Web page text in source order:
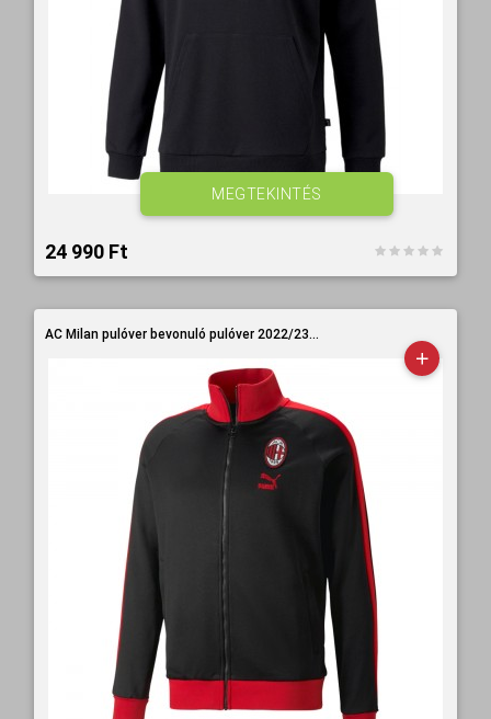
24 990 Ft‎
MEGTEKINTÉS
AC Milan pulóver bevonuló pulóver 2022/23...